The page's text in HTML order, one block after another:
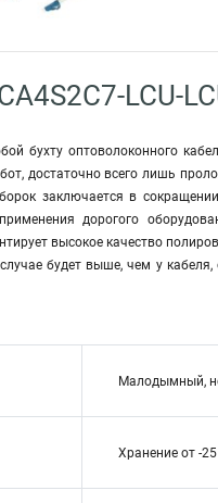
LCU-
бухту оптоволоконного
достаточно всего лишь
заключается в
дорогого
высокое качество
будет выше, чем у
Малодымный,
Хранение от -